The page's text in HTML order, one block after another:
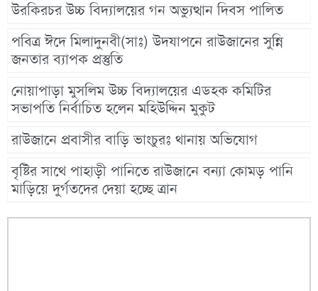
উরকিরচর উচ্চ বিদ্যালয়ের গন অভ্যুত্থান দিবস পালিত
পবিত্র ঈদে মিলাদুনবী(সাঃ) উদযাপনে রাউজানের সুন্নি
জনতার ব্যাপক প্রস্তুতি
নোয়াপাড়া মুসলিম উচ্চ বিদ্যালয়ের এডহক কমিটির
সভাপতি নির্বাচিত হলেন মহিউদ্দিন মুকুট
রাউজানে প্রবাসীর বাড়ি ভাংচুরঃ থানায় অভিযোগ
বৃষ্টির সাথে পাহাড়ী পানিতে রাউজানে বন্যা কোমড় পানি
মাড়িয়ে দুর্গতদের দেয়া হচ্ছে ত্রান